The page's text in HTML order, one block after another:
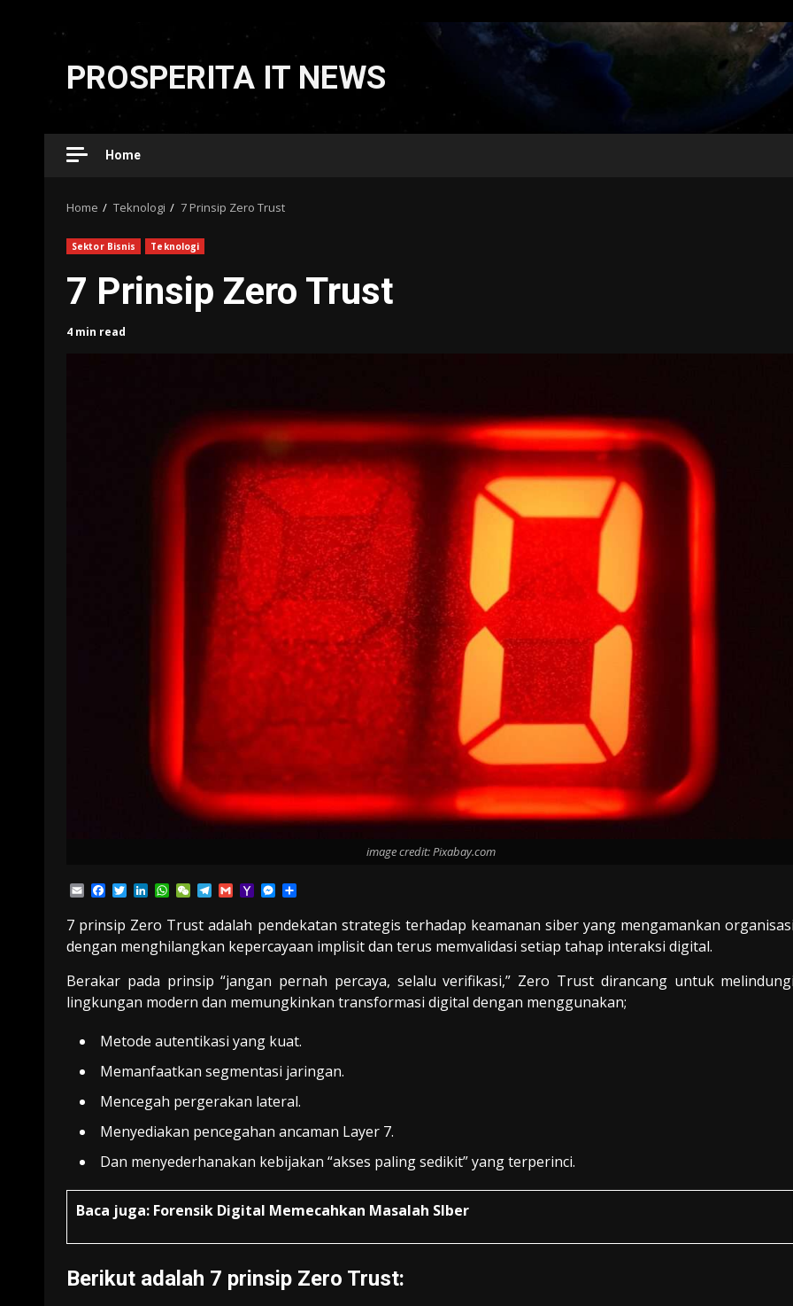
Skip
content
PROSPERITA IT NEWS
Home
Home Teknologi 7 Prinsip Zero Trust
Sektor Bisnis Teknologi
7 Prinsip Zero Trust
4 min read
image credit: Pixabay.com
EmailFacebook
TwitterLinkedIn
WhatsApp
WeChatTelegram
GmailYahooMessenger
7 prinsip Zero Trust adalah pendekatan strategis terhadap keamanan siber yang mengamankan organisasi
dengan menghilangkan kepercayaan implisit dan terus memvalidasi setiap tahap interaksi digital.
Berakar pada prinsip “jangan pernah percaya, selalu verifikasi,” Zero Trust dirancang untuk melindungi
lingkungan modern dan memungkinkan transformasi digital dengan menggunakan;
Metode autentikasi yang kuat.
Memanfaatkan segmentasi jaringan.
Mencegah pergerakan lateral.
Menyediakan pencegahan ancaman Layer 7.
Dan menyederhanakan kebijakan “akses paling sedikit” yang terperinci.
Baca juga: Forensik Digital Memecahkan Masalah SIber
Berikut adalah 7 prinsip Zero Trust: